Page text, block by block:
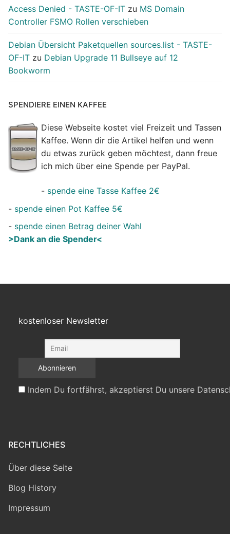
Access Denied - TASTE-OF-IT zu MS Domain
Controller FSMO Rollen verschieben
Debian Übersicht Paketquellen sources.list - TASTE-
OF-IT zu Debian Upgrade 11 Bullseye auf 12
Bookworm
SPENDIERE EINEN KAFFEE
Diese Webseite kostet viel Freizeit und Tassen
Kaffee. Wenn dir die Artikel helfen und wenn
du etwas zurück geben möchtest, dann freue
ich mich über eine Spende per PayPal.
- spende eine Tasse Kaffee 2€
- spende einen Pot Kaffee 5€
- spende einen Betrag deiner Wahl
>Dank an die Spender<
kostenloser Newsletter
Indem Du fortfährst, akzeptierst Du unsere
RECHTLICHES
Über diese Seite
Blog History
Impressum